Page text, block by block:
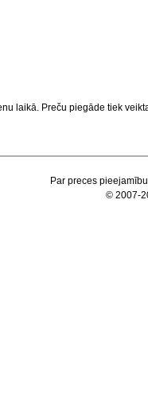
laikā. Preču piegāde tiek
Par preces
© 2007-